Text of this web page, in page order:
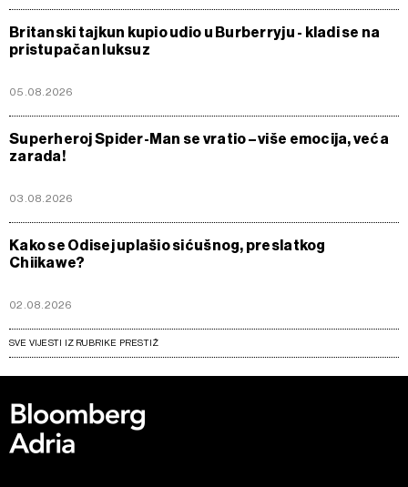
Britanski tajkun kupio udio u Burberryju - kladi se na
pristupačan luksuz
05.08.2026
Superheroj Spider-Man se vratio – više emocija, veća
zarada!
03.08.2026
Kako se Odisej uplašio sićušnog, preslatkog
Chiikawe?
02.08.2026
SVE VIJESTI IZ RUBRIKE PRESTIŽ